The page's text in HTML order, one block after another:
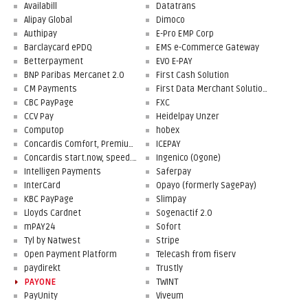
Availabill
Alipay Global
Authipay
Barclaycard ePDQ
Betterpayment
BNP Paribas Mercanet 2.0
CM Payments
CBC PayPage
CCV Pay
Computop
Concardis Comfort, Premium, Professional
Concardis start.now, speed.up, flex.pro
Datatrans
Dimoco
E-Pro EMP Corp
EMS e-Commerce Gateway
EVO E-PAY
First Cash Solution
First Data Merchant Solutions
FXC
Heidelpay Unzer
hobex
ICEPAY
Ingenico (Ogone)
Intelligen Payments
InterCard
KBC PayPage
Lloyds Cardnet
mPAY24
Tyl by Natwest
Open Payment Platform
paydirekt
PAYONE
PayUnity
Saferpay
Opayo (formerly SagePay)
Slimpay
Sogenactif 2.0
Sofort
Stripe
Telecash from fiserv
Trustly
TWINT
Viveum